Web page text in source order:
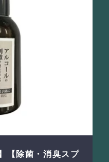
【除菌・消臭スプ